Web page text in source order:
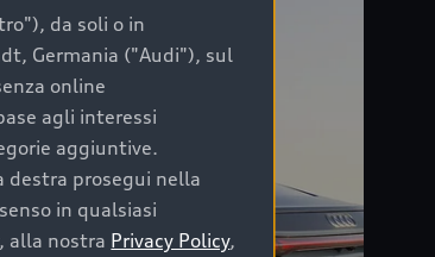
da soli o in
Germania ("Audi"), sul
online
agli interessi
aggiuntive.
destra prosegui nella
in qualsiasi
, alla nostra Privacy Policy,